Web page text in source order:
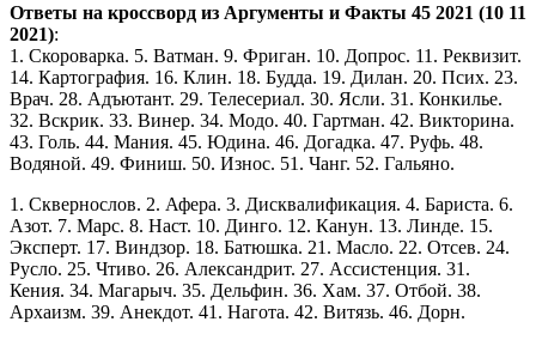
Ответы на кроссворд из Аргументы и Факты 45 2021 (10 11
2021):
1. Скороварка. 5. Ватман. 9. Фриган. 10. Допрос. 11. Реквизит.
14. Картография. 16. Клин. 18. Будда. 19. Дилан. 20. Псих. 23.
Врач. 28. Адъютант. 29. Телесериал. 30. Ясли. 31. Конкилье.
32. Вскрик. 33. Винер. 34. Модо. 40. Гартман. 42. Викторина.
43. Голь. 44. Мания. 45. Юдина. 46. Догадка. 47. Руфь. 48.
Водяной. 49. Финиш. 50. Износ. 51. Чанг. 52. Гальяно.
1. Сквернослов. 2. Афера. 3. Дисквалификация. 4. Бариста. 6.
Азот. 7. Марс. 8. Наст. 10. Динго. 12. Канун. 13. Линде. 15.
Эксперт. 17. Виндзор. 18. Батюшка. 21. Масло. 22. Отсев. 24.
Русло. 25. Чтиво. 26. Александрит. 27. Ассистенция. 31.
Кения. 34. Магарыч. 35. Дельфин. 36. Хам. 37. Отбой. 38.
Архаизм. 39. Анекдот. 41. Нагота. 42. Витязь. 46. Дорн.